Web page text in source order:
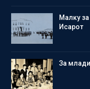
Малку
Исарот
Зa